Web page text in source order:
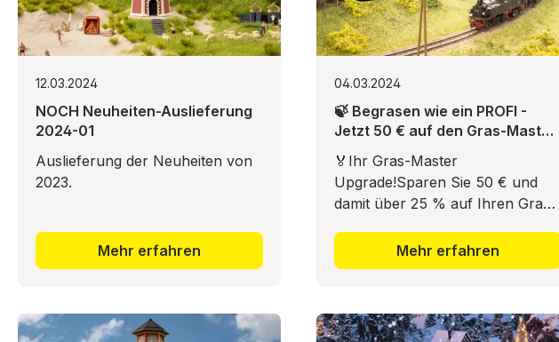
12.03.2024
NOCH Neuheiten-Auslieferung
2024-01
Auslieferung der Neuheiten von
2023.
Mehr erfahren
04.03.2024
🍃 Begrasen wie ein PROFI -
Jetzt 50 € auf den Gras-Master
🏅Ihr Gras-Master
Upgrade!Sparen Sie 50 € und
damit über 25 % auf Ihren Gras-
im März: In diesem Monat wird es
lan
Mehr erfahren